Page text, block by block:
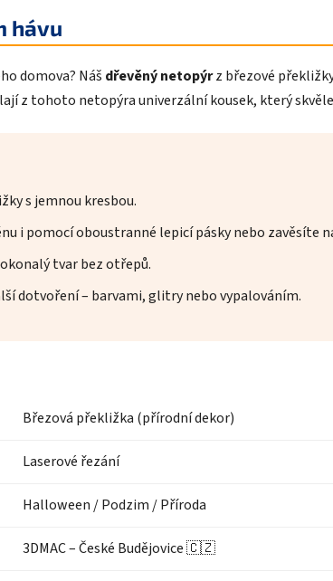
hávu
domova? Náš dřevěný netopýrz březové
z tohoto netopýra univerzální kousek, který
s jemnou kresbou.
i pomocí oboustranné lepicí pásky nebo zavěsíte
tvar bez otřepů.
dotvoření – barvami, glitry nebo vypalováním.
Březová překližka (přírodní dekor)
Laserové řezání
Halloween / Podzim / Příroda
3DMAC – České Budějovice 🇨🇿